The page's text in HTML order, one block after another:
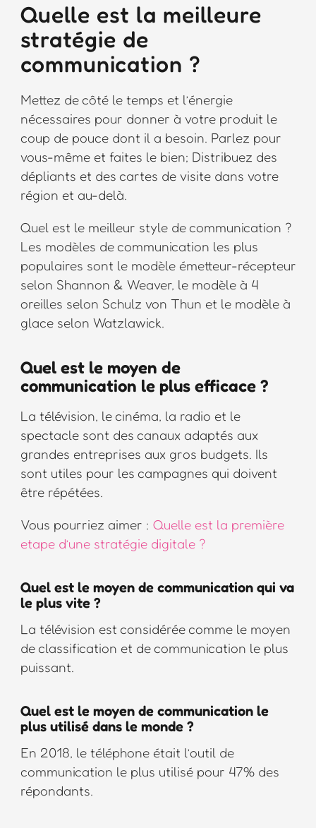
Quelle est la meilleure
stratégie de
communication ?
Mettez de côté le temps et l’énergie
nécessaires pour donner à votre produit le
coup de pouce dont il a besoin. Parlez pour
vous-même et faites le bien; Distribuez des
dépliants et des cartes de visite dans votre
région et au-delà.
Quel est le meilleur style de communication ?
Les modèles de communication les plus
populaires sont le modèle émetteur-récepteur
selon Shannon & Weaver, le modèle à 4
oreilles selon Schulz von Thun et le modèle à
glace selon Watzlawick.
Quel est le moyen de
communication le plus efficace ?
La télévision, le cinéma, la radio et le
spectacle sont des canaux adaptés aux
grandes entreprises aux gros budgets. Ils
sont utiles pour les campagnes qui doivent
être répétées.
Vous pourriez aimer : Quelle est la première
etape d’une stratégie digitale ?
Quel est le moyen de communication qui va
le plus vite ?
La télévision est considérée comme le moyen
de classification et de communication le plus
puissant.
Quel est le moyen de communication le
plus utilisé dans le monde ?
En 2018, le téléphone était l’outil de
communication le plus utilisé pour 47% des
répondants.